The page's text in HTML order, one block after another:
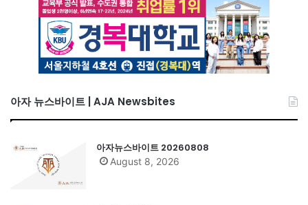
아자 뉴스바이트 | AJA Newsbites
아자뉴스바이트 20260808
August 8, 2026